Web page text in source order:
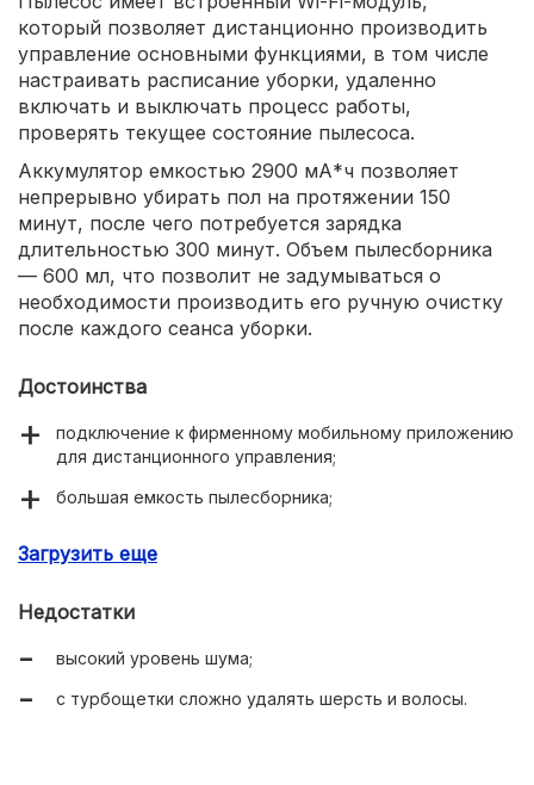
который позволяет дистанционно производить
управление основными функциями, в том числе
настраивать расписание уборки, удаленно
включать и выключать процесс работы,
проверять текущее состояние пылесоса.
Аккумулятор емкостью 2900 мА*ч позволяет
непрерывно убирать пол на протяжении 150
минут, после чего потребуется зарядка
длительностью 300 минут. Объем пылесборника
— 600 мл, что позволит не задумываться о
необходимости производить его ручную очистку
после каждого сеанса уборки.
Достоинства
подключение к фирменному мобильному приложению
для дистанционного управления;
большая емкость пылесборника;
Загрузить еще
Недостатки
высокий уровень шума;
с турбощетки сложно удалять шерсть и волосы.